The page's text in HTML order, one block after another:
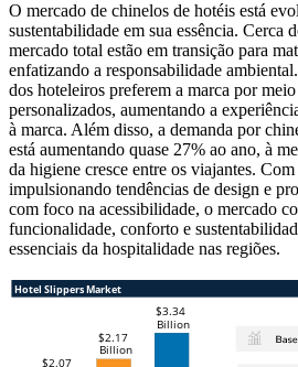
O mercado de chinelos de hotéis está
sustentabilidade em sua essência. Cerca
mercado total estão em transição para
enfatizando a responsabilidade
dos hoteleiros preferem a marca por
personalizados, aumentando a
à marca. Além disso, a demanda por
​​está aumentando quase 27% ao ano, à
da higiene cresce entre os viajantes.
impulsionando tendências de design e
com foco na acessibilidade, o mercado
funcionalidade, conforto e
essenciais da hospitalidade nas regiões.